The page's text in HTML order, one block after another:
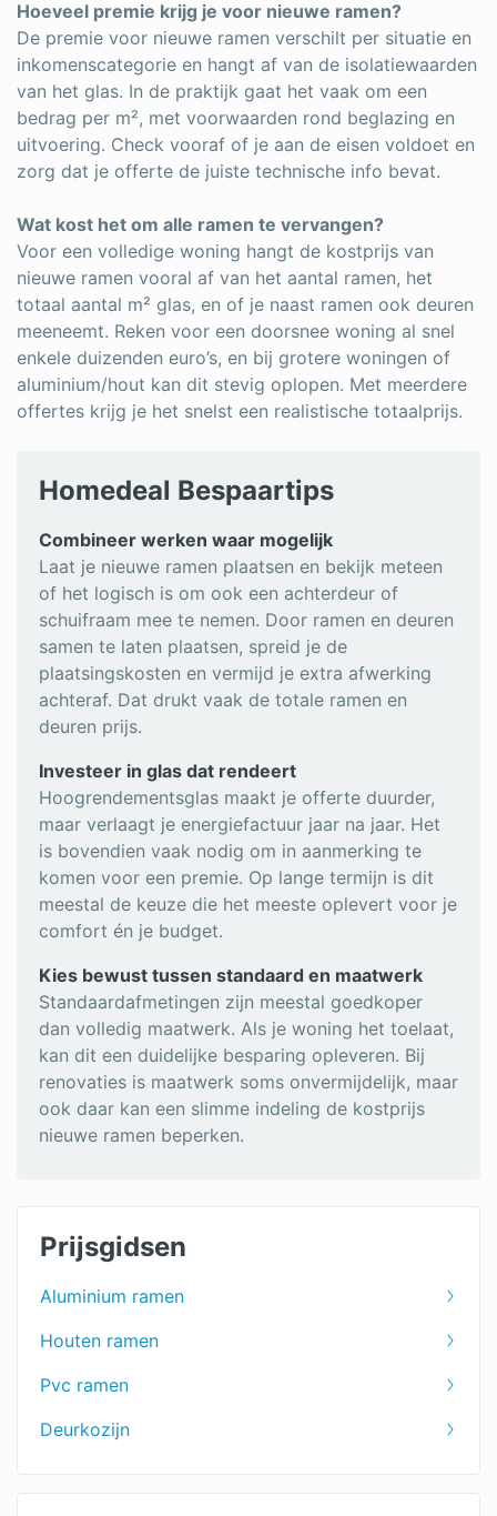
Hoeveel premie krijg je voor nieuwe ramen?
De premie voor nieuwe ramen verschilt per situatie en
inkomenscategorie en hangt af van de isolatiewaarden
van het glas. In de praktijk gaat het vaak om een
bedrag per m², met voorwaarden rond beglazing en
uitvoering. Check vooraf of je aan de eisen voldoet en
zorg dat je offerte de juiste technische info bevat.
Wat kost het om alle ramen te vervangen?
Voor een volledige woning hangt de kostprijs van
nieuwe ramen vooral af van het aantal ramen, het
totaal aantal m² glas, en of je naast ramen ook deuren
meeneemt. Reken voor een doorsnee woning al snel
enkele duizenden euro’s, en bij grotere woningen of
aluminium/hout kan dit stevig oplopen. Met meerdere
offertes krijg je het snelst een realistische totaalprijs.
Homedeal Bespaartips
Combineer werken waar mogelijk
Laat je nieuwe ramen plaatsen en bekijk meteen
of het logisch is om ook een achterdeur of
schuifraam mee te nemen. Door ramen en deuren
samen te laten plaatsen, spreid je de
plaatsingskosten en vermijd je extra afwerking
achteraf. Dat drukt vaak de totale ramen en
deuren prijs.
Investeer in glas dat rendeert
Hoogrendementsglas maakt je offerte duurder,
maar verlaagt je energiefactuur jaar na jaar. Het
is bovendien vaak nodig om in aanmerking te
komen voor een premie. Op lange termijn is dit
meestal de keuze die het meeste oplevert voor je
comfort én je budget.
Kies bewust tussen standaard en maatwerk
Standaardafmetingen zijn meestal goedkoper
dan volledig maatwerk. Als je woning het toelaat,
kan dit een duidelijke besparing opleveren. Bij
renovaties is maatwerk soms onvermijdelijk, maar
ook daar kan een slimme indeling de kostprijs
nieuwe ramen beperken.
Prijsgidsen
Aluminium ramen
Houten ramen
Pvc ramen
Deurkozijn